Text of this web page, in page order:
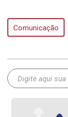
Comunicação